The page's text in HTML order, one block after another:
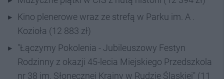
Kino plenerowe wraz ze strefą w Parku im. A .
Kozioła (12 883 zł)
"Łączymy Pokolenia - Jubileuszowy Festyn
Rodzinny z okazji 45-lecia Miejskiego Przedszkola
nr 38 im. Słonecznej Krainy w Rudzie Śląskiej" (11